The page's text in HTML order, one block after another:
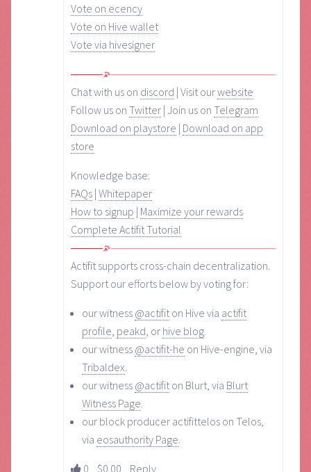
Vote on ecency
Vote on Hive wallet
Vote via hivesigner
Chat with us on discord | Visit ourwebsite
Follow us on Twitter | Join us on Telegram
Download on playstore | Download on app
store
Knowledge base:
FAQs | Whitepaper
How to signup | Maximize your rewards
Complete Actifit Tutorial
Actifit supports cross-chain decentralization.
Support our efforts below by voting for:
our witness @actifit on Hive via actifit
profile, peakd, or hive blog.
our witness @actifit-he on Hive-engine, via
Tribaldex.
our witness @actifit on Blurt, via Blurt
Witness Page.
our block producer actifittelos on Telos,
via eosauthority Page.
0 $0.00 Reply